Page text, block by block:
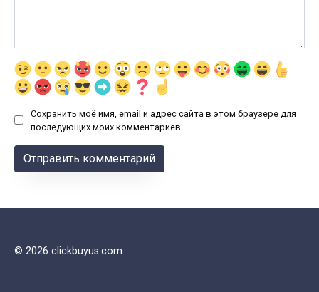
Сохранить моё имя, email и адрес сайта в этом браузере для
последующих моих комментариев.
© 2026 clickbuyus.com